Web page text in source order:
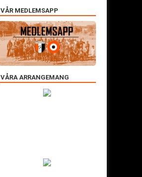
VÅR MEDLEMSAPP
VÅRA ARRANGEMANG